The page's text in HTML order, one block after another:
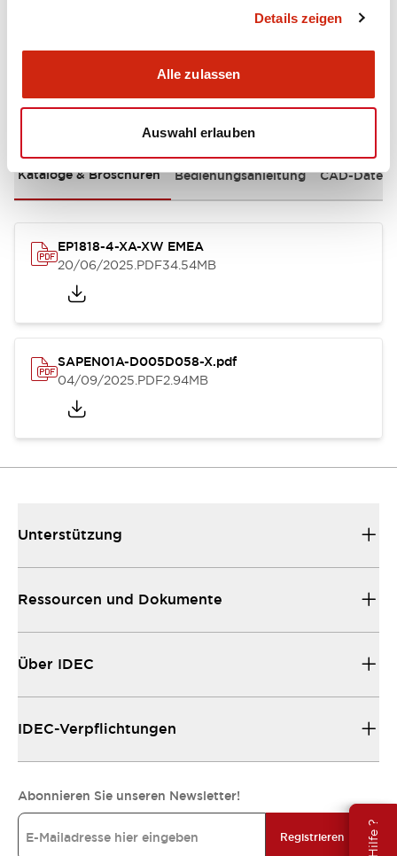
Details zeigen
Alle zulassen
Auswahl erlauben
Dokumente und Dateien
Kataloge & Broschüren Bedienungsanleitung CAD-
EP1818-4-XA-XW EMEA
20/06/2025.PDF34.54MB
SAPEN01A-D005D058-X.pdf
04/09/2025.PDF2.94MB
Unterstützung
Ressourcen und Dokumente
Über IDEC
IDEC-Verpflichtungen
Abonnieren Sie unseren Newsletter!
Registrieren